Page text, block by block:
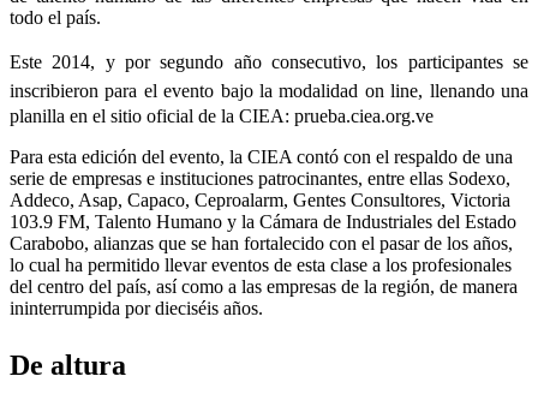
todo el país.
Este 2014, y por segundo año consecutivo, los participantes se
inscribieron para elevento bajo la modalidad on line, llenando una
planilla en el sitio oficial de la CIEA: prueba.ciea.org.ve
Para esta edición del evento, la CIEA contó con el respaldo de una
serie de empresas e instituciones patrocinantes, entre ellas Sodexo,
Addeco, Asap, Capaco, Ceproalarm, Gentes Consultores, Victoria
103.9 FM, Talento Humano y la Cámara de Industriales del Estado
Carabobo, alianzas que se han fortalecido con el pasar de los años,
lo cual ha permitido llevar eventos de esta clase a los profesionales
del centro del país, así como a las empresas de la región, de manera
ininterrumpida por dieciséis años.
De altura